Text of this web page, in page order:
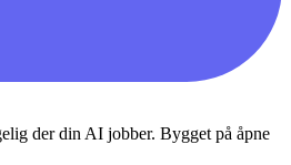
der din AI jobber. Bygget på åpne